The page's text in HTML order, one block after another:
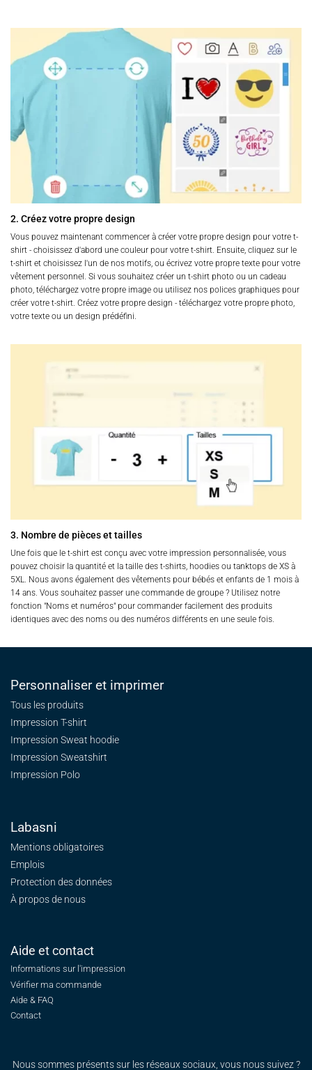
2. Créez votre propre design
Vous pouvez maintenant commencer à créer votre propre design pour votre t-
shirt - choisissez d'abord une couleur pour votre t-shirt. Ensuite, cliquez sur le
t-shirt et choisissez l'un de nos motifs, ou écrivez votre propre texte pour votre
vêtement personnel. Si vous souhaitez créer un t-shirt photo ou un cadeau
photo, téléchargez votre propre image ou utilisez nos polices graphiques pour
créer votre t-shirt. Créez votre propre design - téléchargez votre propre photo,
votre texte ou un design prédéfini.
3. Nombre de pièces et tailles
Une fois que le t-shirt est conçu avec votre impression personnalisée, vous
pouvez choisir la quantité et la taille des t-shirts, hoodies ou tanktops de XS à
5XL. Nous avons également des vêtements pour bébés et enfants de 1 mois à
14 ans. Vous souhaitez passer une commande de groupe ? Utilisez notre
fonction "Noms et numéros" pour commander facilement des produits
identiques avec des noms ou des numéros différents en une seule fois.
Personnaliser et imprimer
Tous les produits
Impression T-shirt
Impression Sweat hoodie
Impression Sweatshirt
Impression Polo
Labasni
Mentions obligatoires
Emplois
Protection des données
À propos de nous
Aide et contact
Informations sur l'impression
Vérifier ma commande
Aide & FAQ
Contact
Nous sommes présents sur les réseaux sociaux, vous nous suivez ?